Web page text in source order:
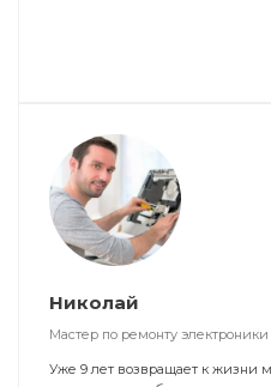
Николай
Мастер по ремонту электроники
Уже 9 лет возвращает к жизни